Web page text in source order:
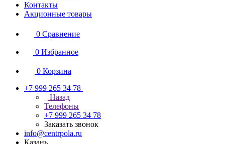
Контакты
Акционные товары
0 Сравнение
0 Избранное
0 Корзина
+7 999 265 34 78
Назад
Телефоны
+7 999 265 34 78
Заказать звонок
info@centrpola.ru
Казань